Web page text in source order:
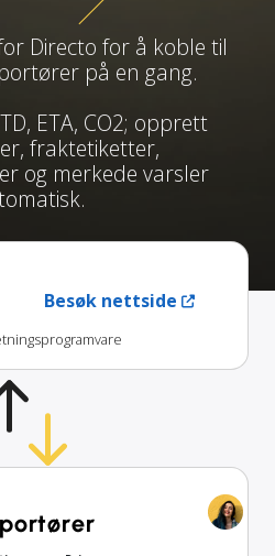
Directo for å koble til
på en gang.
ETA, CO2; opprett
fraktetiketter,
og merkede varsler
Besøk nettside